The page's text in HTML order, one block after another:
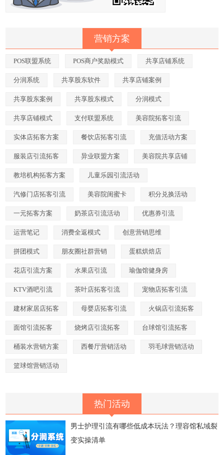
营销方案
POS联盟系统 POS商户奖励模式 共享店铺系统
分润系统 共享股东软件 共享店铺案例
共享股东案例 共享股东模式 分润模式
共享店铺模式 支付联盟系统 美容院拓客引流
实体店拓客方案 餐饮店拓客引流 充值活动方案
服装店引流拓客 异业联盟方案 美容院共享店铺
教培机构拓客方案 儿童乐园引流活动
汽修门店拓客引流 美容院闺蜜卡 积分兑换活动
一元拓客方案 奶茶店引流活动 优惠券引流
运营笔记 消费全返模式 创意营销思维
拼团模式 朋友圈社群营销 蛋糕烘焙店
花店引流方案 水果店引流 瑜伽馆健身房
KTV酒吧引流 茶叶店拓客引流 宠物店拓客引流
建材家居店拓客 母婴店拓客引流 火锅店引流拓客
面馆引流拓客 烧烤店引流拓客 台球馆引流拓客
桶装水营销方案 西餐厅营销活动 羽毛球营销活动
篮球馆营销活动
热门活动
男士护理引流有哪些低成本玩法？理容馆私域裂
变实操清单